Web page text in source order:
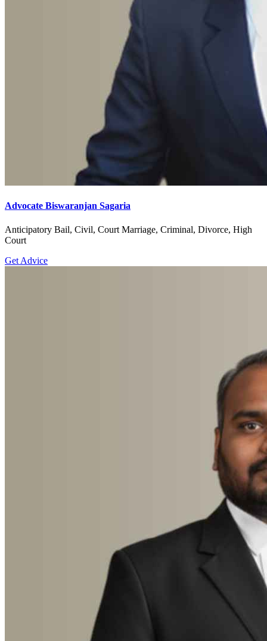
Advocate Biswaranjan Sagaria
Anticipatory Bail, Civil, Court Marriage, Criminal, Divorce, High
Court
Get Advice